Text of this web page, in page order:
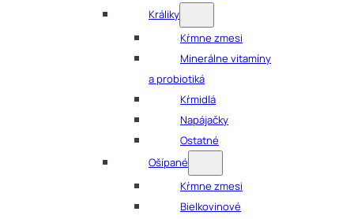
Králiky
Kŕmne zmesi
Minerálne vitamíny
a probiotiká
Kŕmidlá
Napájačky
Ostatné
Ošípané
Kŕmne zmesi
Bielkovinové